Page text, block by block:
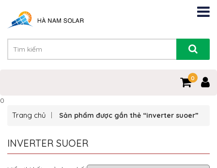
0
0
Trang chủ Sản phẩm được gắn thẻ “inverter suoer”
INVERTER SUOER